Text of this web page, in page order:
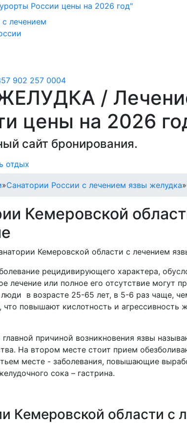
России цены на 2026 год"
лечением
7 902 257 0004
/
цены на 2026
сайт бронирования.
отдых
»Санатории России с лечением язвы желудка»
Кемеровской
Кемеровской области с лечением
рецидивирующего характера,
лечение или полное его отсутствие могут
люди в возрасте 25-65 лет, в 5-6 раз чаще,
что повышают кислотность и
причиной возникновения язвы
На втором месте стоит прием
месте - заболевания, повышающие
сока – гастрина.
Кемеровской области с